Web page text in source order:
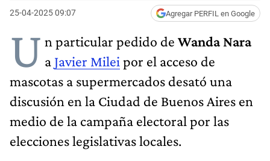
25-04-2025 09:07 Agregar PERFIL en Google
U n particular pedido de Wanda Nara
a Javier Milei por el acceso de
mascotas a supermercados desató una
discusión en la Ciudad de Buenos Aires en
medio de la campaña electoral por las
elecciones legislativas locales.